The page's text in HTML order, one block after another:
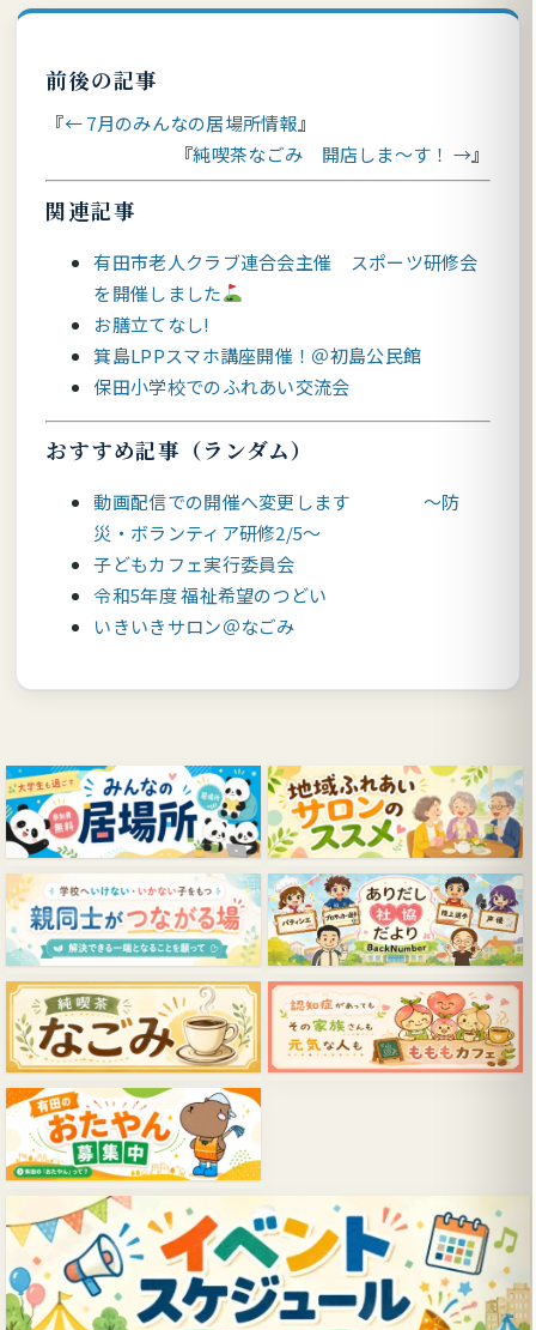
前後の記事
← 7月のみんなの居場所情報
純喫茶なごみ 開店しま～す！ →
関連記事
有田市老人クラブ連合会主催 スポーツ研修会
を開催しました
お膳立てなし!
箕島LPPスマホ講座開催！＠初島公民館
保田小学校でのふれあい交流会
おすすめ記事（ランダム）
動画配信での開催へ変更します ～防
災・ボランティア研修2/5～
子どもカフェ実行委員会
令和5年度 福祉希望のつどい
いきいきサロン＠なごみ